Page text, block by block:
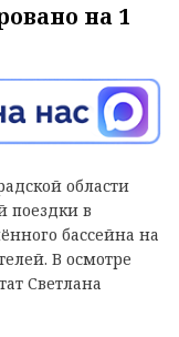
на 1
области
поездки в
бассейна на
В осмотре
Светлана